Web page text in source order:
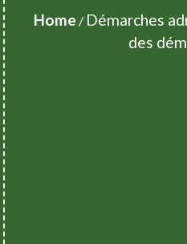
Home / Démarches
des